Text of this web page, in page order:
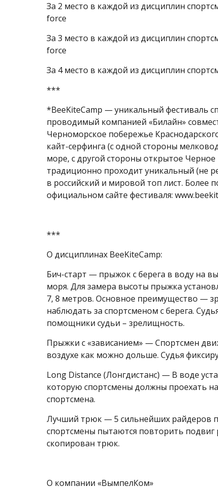
За 2 место в каждой из дисциплин
force
За 3 место в каждой из дисциплин
force
За 4 место в каждой из дисциплин
***
*BeeKiteCamp — уникальный фестиваль
проводимый компанией «Билайн»
Черноморское побережье
кайт-серфинга (с одной стороны
море, с другой стороны открытое
традиционно проходит уникальный (не
в российский и мировой топ лист.
официальном сайте фестиваля:
***
О дисциплинах BeeKiteCamp:
Бич-старт — прыжок с берега в воду на
моря. Для замера высоты прыжка
7, 8 метров. Основное преимущество —
наблюдать за спортсменом с берега.
помощники судьи – зрелищность.
Прыжки с «зависанием» — Спортсмен
воздухе как можно дольше. Судья
Long Distance (Лонгдистанс) — В воде
которую спортсмены должны проехать
спортсмена.
Лучший трюк — 5 сильнейших райдеров
спортсмены пытаются повторить
скопирован трюк.
О компании «ВымпелКом»